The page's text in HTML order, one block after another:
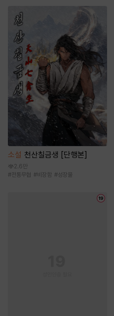
소설 천산칠금생 [단행본]
2.6만
#전통무협 #비장함 #성장물